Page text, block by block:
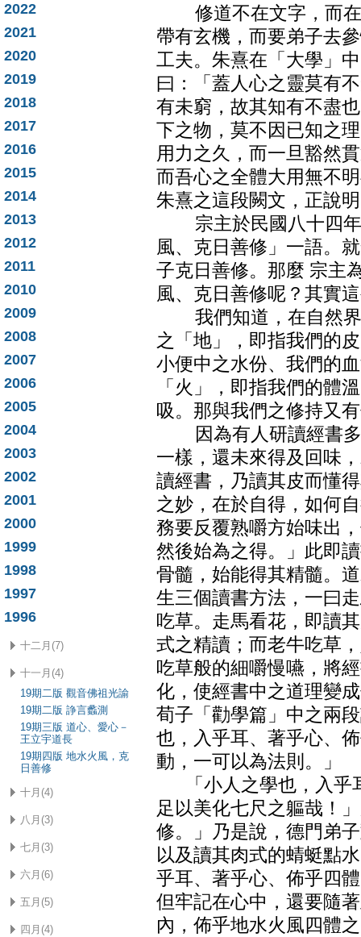
2022
2021
2020
2019
2018
2017
2016
2015
2014
2013
2012
2011
2010
2009
2008
2007
2006
2005
2004
2003
2002
2001
2000
1999
1998
1997
1996
十二月(7)
十一月(4)
19期二版 觀音佛祖光諭
19期二版 諍言蠡測
19期三版 道心、愛心－
王立宇道長
19期四版 地水火風，克
日善修
十月(4)
八月(3)
七月(3)
六月(6)
五月(5)
四月(4)
修道不在文字，而在
帶有玄機，而要弟子去
工夫。朱熹在「大學」
曰：「蓋人心之靈莫有
有未窮，故其知有不盡
下之物，莫不因已知之
用力之久，而一旦豁然
而吾心之全體大用無不
朱熹之這段闕文，正說
宗主於民國八十四年
風、克日善修」一語。
子克日善修。那麼 宗主
風、克日善修呢？其實
我們知道，在自然界
之「地」，即指我們的
小便中之水份、我們的
「火」，即指我們的體
吸。那與我們之修持又
因為有人研讀經書多
一樣，還未來得及回味
讀經書，乃讀其皮而懂
之妙，在於自得，如何
務要反覆熟嚼方始味出
然後始為之得。」此即
骨髓，始能得其精髓。
生三個讀書方法，一曰
吃草。走馬看花，即讀
式之精讀；而老牛吃草
吃草般的細嚼慢嚥，將
化，使經書中之道理變
荀子「勸學篇」中之兩
也，入乎耳、著乎心、
動，一可以為法則。」
「小人之學也，入乎
足以美化七尺之軀哉！
修。」乃是說，德門弟
以及讀其肉式的蜻蜓點
乎耳、著乎心、佈乎四
但牢記在心中，還要隨
內，佈乎地水火風四體